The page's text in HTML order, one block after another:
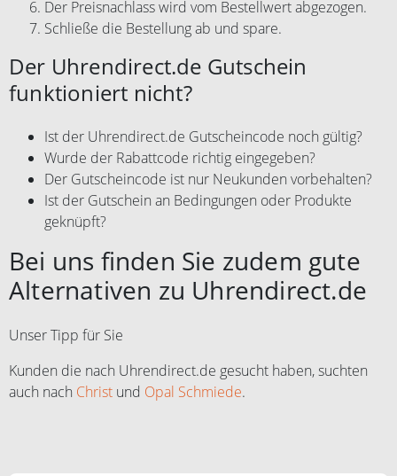
Der Preisnachlass wird vom Bestellwert abgezogen.
Schließe die Bestellung ab und spare.
Der Uhrendirect.de Gutschein
funktioniert nicht?
Ist der Uhrendirect.de Gutscheincode noch gültig?
Wurde der Rabattcode richtig eingegeben?
Der Gutscheincode ist nur Neukunden vorbehalten?
Ist der Gutschein an Bedingungen oder Produkte
geknüpft?
Bei uns finden Sie zudem gute
Alternativen zu Uhrendirect.de
Unser Tipp für Sie
Kunden die nach Uhrendirect.de gesucht haben, suchten
auch nach Christ und Opal Schmiede.